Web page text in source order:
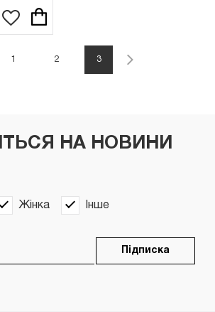
1 2 3
НА НОВИНИ
Жінка Інше
Підписка